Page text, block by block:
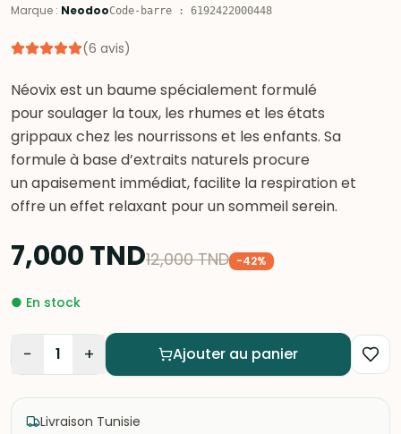
Marque : NeodooCode-barre : 6192422000448
(6 avis)
Néovix est un baume spécialement formulé
pour soulager la toux, les rhumes et les états
grippaux chez les nourrissons et les enfants. Sa
formule à base d’extraits naturels procure
un apaisement immédiat, facilite la respiration et
offre un effet relaxant pour un sommeil serein.
7,000TND12,000 TND -42%
● En stock
− 1 + Ajouter au panier
Livraison Tunisie